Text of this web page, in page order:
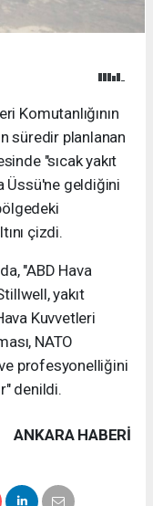
Komutanlığının
süredir planlanan
"sıcak yakıt
Üssü'ne geldiğini
çizdi.
"ABD Hava
yakıt
Kuvvetleri
NATO
ve profesyonelliğini
denildi.
ANKARA HABERİ